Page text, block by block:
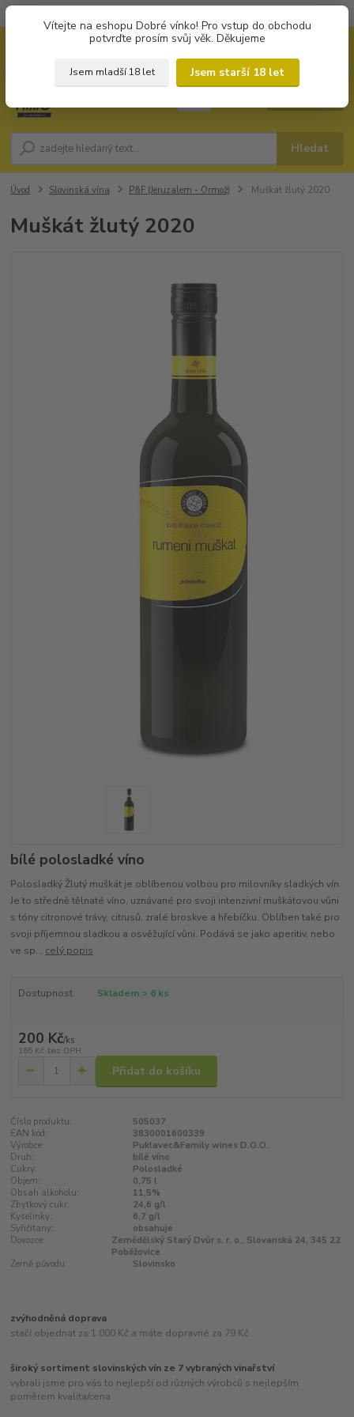
Vítejte na eshopu Dobré vínko! Pro vstup do obchodu
potvrďte prosím svůj věk. Děkujeme
Jsem mladší 18 let
Jsem starší 18 let
Hledat
Úvod Slovinská vína P&F (Jeruzalem - Ormož) Muškát žlutý 2020
Muškát žlutý 2020
bílé polosladké víno
Polosladký Žlutý muškát je oblíbenou volbou pro milovníky sladkých vín.
Je to středně tělnaté víno, uznávané pro svoji intenzivní muškátovou vůni
s tóny citronové trávy, citrusů, zralé broskve a hřebíčku. Oblíben také pro
svoji příjemnou sladkou a osvěžující vůni. Podává se jako aperitiv, nebo
ve sp... celý popis
Dostupnost Skladem > 6 ks
200 Kč/ks
165 Kč bez DPH
Přidat do košíku
Číslo produktu:
505037
EAN kód:
3830001600339
Výrobce:
Puklavec&Family wines D.O.O.
Druh:
bílé víno
Cukry:
Polosladké
Objem:
0,75 l
Obsah alkoholu:
11,5%
Zbytkový cukr:
24,6 g/l
Kyselinky:
6,7 g/l
Syřičitany:
obsahuje
Dovozce:
Zemědělský Starý Dvůr s. r. o., Slovanská 24, 345 22
Poběžovice
Země původu:
Slovinsko
zvýhodněná doprava
stačí objednat za 1.000 Kč a máte dopravné za 79 Kč
široký sortiment slovinských vín ze 7 vybraných vinařství
vybrali jsme pro vás to nejlepší od různých výrobců s nejlepším
poměrem kvalita/cena